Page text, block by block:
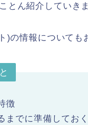
とん紹介していき
)の情報についても
徴
までに準備してお